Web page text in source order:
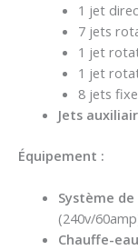
1 jet
7 jets
1 jet
1 jet
8 jets
Jets
Équipement :
Système
(240v/
Chauffe-